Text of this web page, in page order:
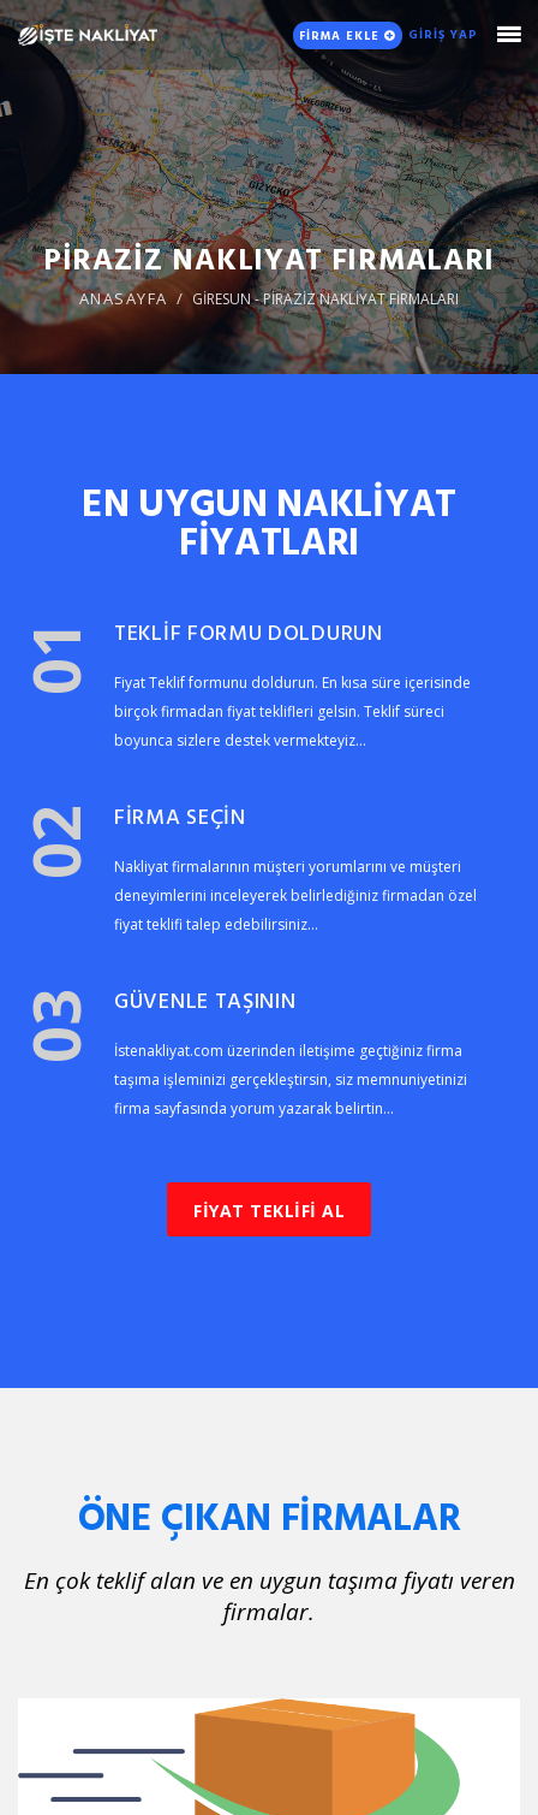
FİRMA EKLE GİRİŞ YAP
PİRAZİZ NAKLIYAT FIRMALARI
ANASAYFA GİRESUN - PİRAZİZ NAKLİYAT FİRMALARI
EN UYGUN NAKLİYAT
FİYATLARI
01 TEKLİF FORMU DOLDURUN
Fiyat Teklif formunu doldurun. En kısa süre içerisinde
birçok firmadan fiyat teklifleri gelsin. Teklif süreci
boyunca sizlere destek vermekteyiz...
02 FİRMA SEÇİN
Nakliyat firmalarının müşteri yorumlarını ve müşteri
deneyimlerini inceleyerek belirlediğiniz firmadan özel
fiyat teklifi talep edebilirsiniz...
03 GÜVENLE TAŞININ
İstenakliyat.com üzerinden iletişime geçtiğiniz firma
taşıma işleminizi gerçekleştirsin, siz memnuniyetinizi
firma sayfasında yorum yazarak belirtin...
FİYAT TEKLİFİ AL
ÖNE ÇIKAN FİRMALAR
En çok teklif alan ve en uygun taşıma fiyatı veren
firmalar.